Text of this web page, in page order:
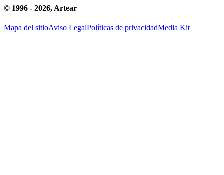
© 1996 - 2026, Artear
Mapa del sitioAviso LegalPolíticas de privacidadMedia Kit